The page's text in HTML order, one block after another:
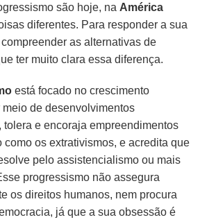
são hoje, na América
diferentes. Para responder a sua
as alternativas de
ter muito clara essa diferença.
está focado no crescimento
de desenvolvimentos
tolera e encoraja empreendimentos
como os extrativismos, e acredita que
pelo assistencialismo ou mais
progressismo não assegura
os direitos humanos, nem procura
já que a sua obsessão é